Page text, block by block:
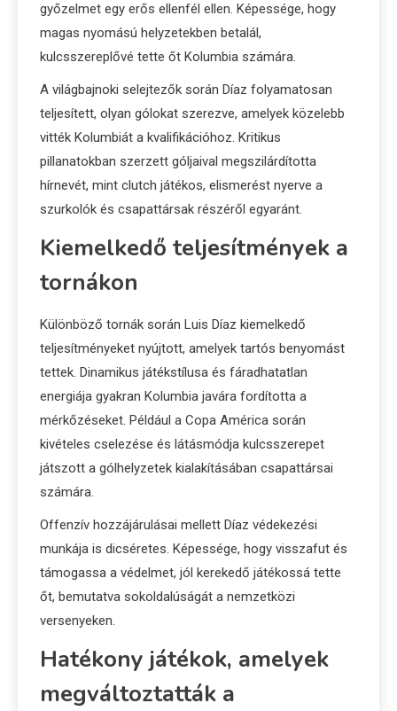
győzelmet egy erős ellenfél ellen. Képessége, hogy
magas nyomású helyzetekben betalál,
kulcsszereplővé tette őt Kolumbia számára.
A világbajnoki selejtezők során Díaz folyamatosan
teljesített, olyan gólokat szerezve, amelyek közelebb
vitték Kolumbiát a kvalifikációhoz. Kritikus
pillanatokban szerzett góljaival megszilárdította
hírnevét, mint clutch játékos, elismerést nyerve a
szurkolók és csapattársak részéről egyaránt.
Kiemelkedő teljesítmények a
tornákon
Különböző tornák során Luis Díaz kiemelkedő
teljesítményeket nyújtott, amelyek tartós benyomást
tettek. Dinamikus játékstílusa és fáradhatatlan
energiája gyakran Kolumbia javára fordította a
mérkőzéseket. Például a Copa América során
kivételes cselezése és látásmódja kulcsszerepet
játszott a gólhelyzetek kialakításában csapattársai
számára.
Offenzív hozzájárulásai mellett Díaz védekezési
munkája is dicséretes. Képessége, hogy visszafut és
támogassa a védelmet, jól kerekedő játékossá tette
őt, bemutatva sokoldalúságát a nemzetközi
versenyeken.
Hatékony játékok, amelyek
megváltoztatták a